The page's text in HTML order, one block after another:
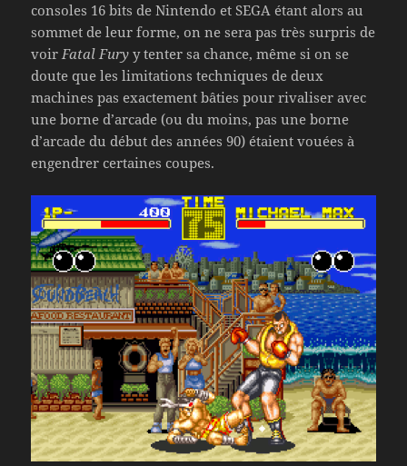
consoles 16 bits de Nintendo et SEGA étant alors au
sommet de leur forme, on ne sera pas très surpris de
voirFatal Fury y tenter sa chance, même si on se
doute que les limitations techniques de deux
machines pas exactement bâties pour rivaliser avec
une borne d’arcade (ou du moins, pas une borne
d’arcade du début des années 90) étaient vouées à
engendrer certaines coupes.